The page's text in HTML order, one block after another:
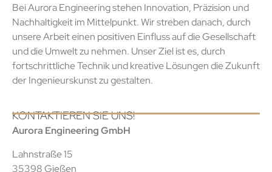
Bei Aurora Engineering stehen Innovation, Präzision und
Nachhaltigkeit im Mittelpunkt. Wir streben danach, durch
unsere Arbeit einen positiven Einfluss auf die Gesellschaft
und die Umwelt zu nehmen. Unser Ziel ist es, durch
fortschrittliche Technik und kreative Lösungen die Zukunft
der Ingenieurskunst zu gestalten.
KONTAKTIEREN SIE UNS!
Aurora Engineering GmbH
Lahnstraße 15
35398 Gießen